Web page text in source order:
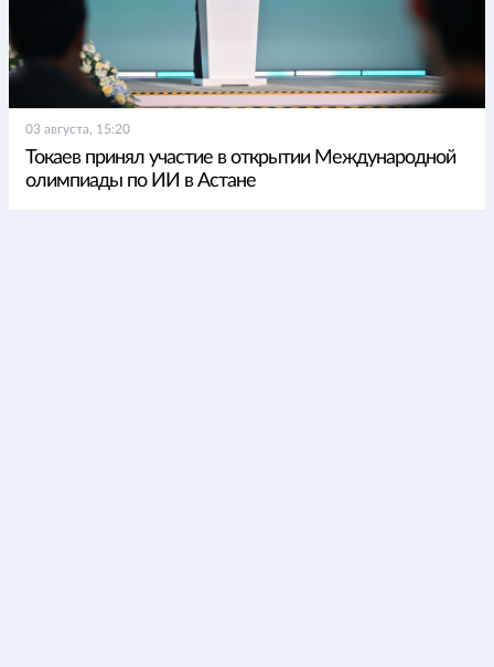
03 августа, 15:20
Токаев принял участие в открытии Международной
олимпиады по ИИ в Астане